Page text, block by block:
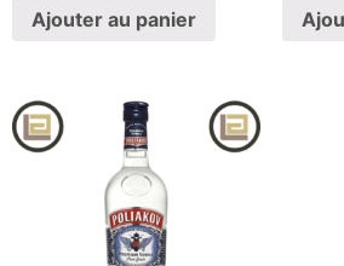
Ajouter au panier